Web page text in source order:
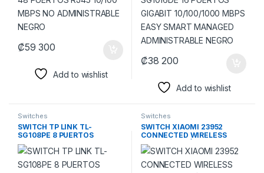
₡59 300
Add to wishlist
₡38 200
Add to wishlist
Switches
SWITCH TP LINK TL-
SG108PE 8 PUERTOS
GIGABIT 10/100/1000 MBPS
EASY SMART PoE+
MANAGED ADMINISTRABLE
GRIS
Switches
SWITCH XIAOMI 23952
CONNECTED WIRELESS
SWITCH BOTÓN
INALÁMBRICO WIFI 120V NO
ADMINISTRABLE BLANCO